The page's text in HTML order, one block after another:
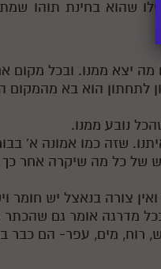
שהוא בחינת תוהו
יצא ממנו. ובכל מקום
לתחתון הוא בא מהמקום
נובע ממנו.
שזה כמו אמונה א'
של כל מה שיקרה אחר
צורה בנאצל יש חומר
מדרגה אומר גם שהכתר
רוח, מים, עפר- הם כבר